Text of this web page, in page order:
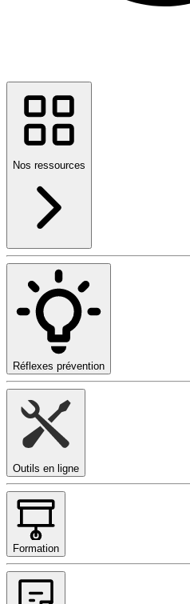
Nos ressources
Réflexes prévention
Outils en ligne
Formation